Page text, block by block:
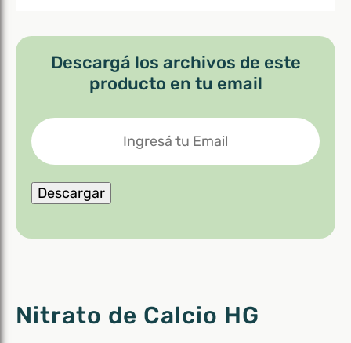
Descargá los archivos de este
producto en tu email
Ingresá
tu
Email
Descargar
Nitrato de Calcio HG